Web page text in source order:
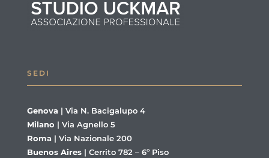
SEDI
Genova | Via N. Bacigalupo 4
Milano | Via Agnello 5
Roma | Via Nazionale 200
Buenos Aires| Cerrito 782 – 6º Piso